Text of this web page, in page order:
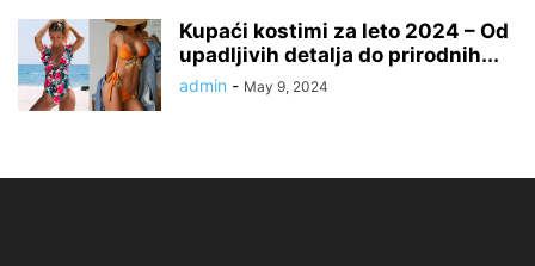
Kupaći kostimi za leto 2024 – Od
upadljivih detalja do prirodnih...
admin - May 9, 2024